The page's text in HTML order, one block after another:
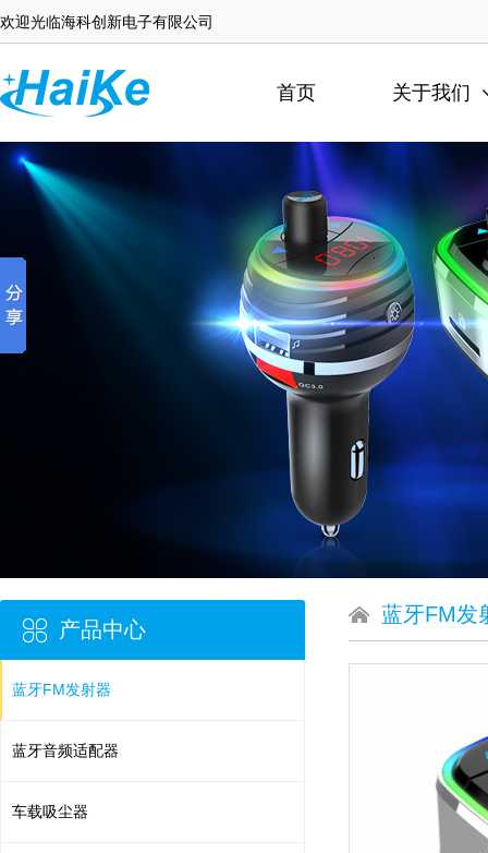
欢迎光临海科创新电子有限公司
首页 关于我们
产品中心
蓝牙FM发射器
蓝牙音频适配器
车载吸尘器
蓝牙FM发